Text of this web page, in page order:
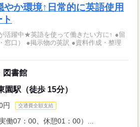
やか環境↑日常的に英語使用
躍中★英語を使って働きたい方に↑ ●留
窓口） ●掲示物の英訳 ●資料作成・整理
図書館
園駅（徒歩 15分）
円 交通費全額支給
働07：00、休憩01：00）...